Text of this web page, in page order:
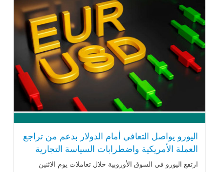
اليورو يواصل التعافي أمام الدولار بدعم من تراجع
العملة الأمريكية واضطرابات السياسة التجارية
ارتفع اليورو في السوق الأوروبية خلال تعاملات يوم الاثنين